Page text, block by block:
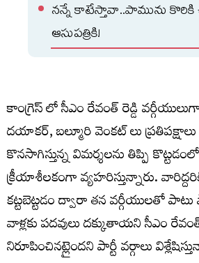
నన్నే కాటేస్తావా..పామును కొరికి
ఆసుపత్రికి!
కాంగ్రెస్ లో సీఎం రేవంత్ రెడ్డి
దయాకర్, బల్మూరి వెంకట్ లు ప్రతిపక్షాలు
కొనసాగిస్తున్న విమర్శలను తిప్పి
క్రీయాశీలకంగా వ్యహరిస్తున్నారు.
కట్టబెట్టడం ద్వారా తన వర్గీయులతో పాటు
వాళ్ల‌కు ప‌ద‌వులు దక్కుతాయ‌ని సీఎం
నిరూపించినట్లైందని పార్టీ వర్గాలు